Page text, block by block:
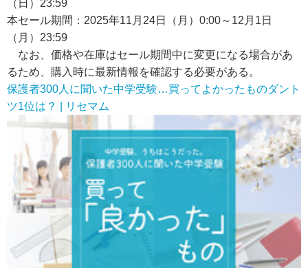
（日）23:59
本セール期間：2025年11月24日（月）0:00～12月1日
（月）23:59
なお、価格や在庫はセール期間中に変更になる場合があ
るため、購入時に最新情報を確認する必要がある。
保護者300人に聞いた中学受験…買ってよかったものダント
ツ1位は？ | リセマム